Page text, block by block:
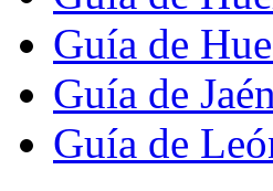
Guía de
Guía de Jaén
Guía de